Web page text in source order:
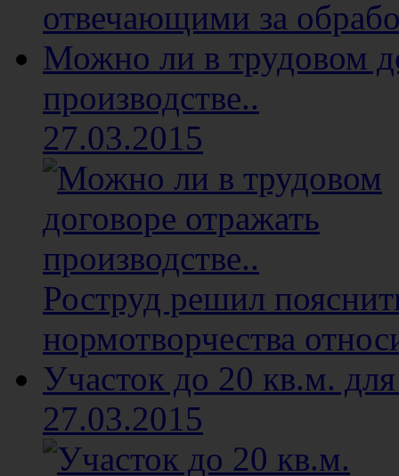
отвечающими за
Можно ли в трудовом
производстве..
27.03.2015
Роструд решил
нормотворчества
Участок до 20 кв.м.
27.03.2015